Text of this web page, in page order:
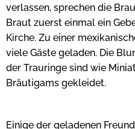
verlassen, sprechen die
Braut zuerst einmal ein
Kirche. Zu einer
viele Gäste geladen. Die
der Trauringe sind wie
Bräutigams gekleidet.
Einige der geladenen